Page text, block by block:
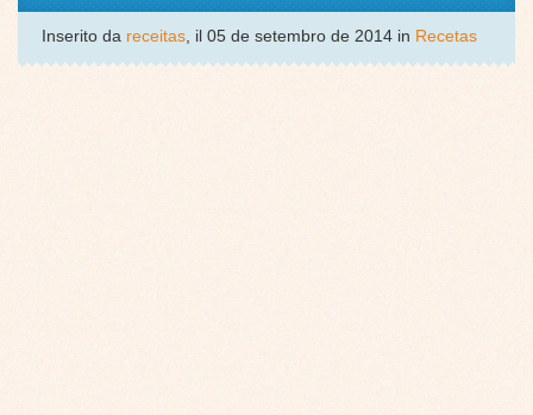
Inserito da receitas, il 05 de setembro de 2014 in Recetas